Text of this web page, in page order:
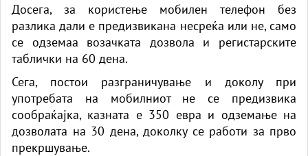
Досега, за користење мобилен телефон без
разлика дали е предизвикана несреќа или не, само
се одземаа возачката дозвола и регистарските
таблички на 60 дена.
Сега, постои разграничување и доколу при
употребата на мобилниот не се предизвика
сообраќајка, казната е 350 евра и одземање на
дозволата на 30 дена, доколку се работи за прво
прекршување.